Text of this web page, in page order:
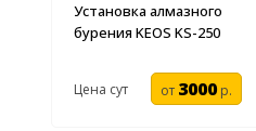
Установка алмазного
бурения KEOS KS-250
Цена сут от 3000р.